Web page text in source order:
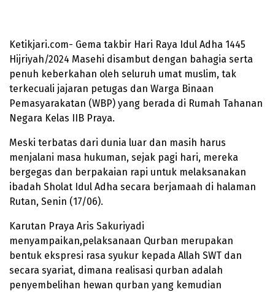
Ketikjari.com- Gema takbir Hari Raya Idul Adha 1445
Hijriyah/2024 Masehi disambut dengan bahagia serta
penuh keberkahan oleh seluruh umat muslim, tak
terkecuali jajaran petugas dan Warga Binaan
Pemasyarakatan (WBP) yang berada di Rumah Tahanan
Negara Kelas IIB Praya.
Meski terbatas dari dunia luar dan masih harus
menjalani masa hukuman, sejak pagi hari, mereka
bergegas dan berpakaian rapi untuk melaksanakan
ibadah Sholat Idul Adha secara berjamaah di halaman
Rutan, Senin (17/06).
Karutan Praya Aris Sakuriyadi
menyampaikan,pelaksanaan Qurban merupakan
bentuk ekspresi rasa syukur kepada Allah SWT dan
secara syariat, dimana realisasi qurban adalah
penyembelihan hewan qurban yang kemudian